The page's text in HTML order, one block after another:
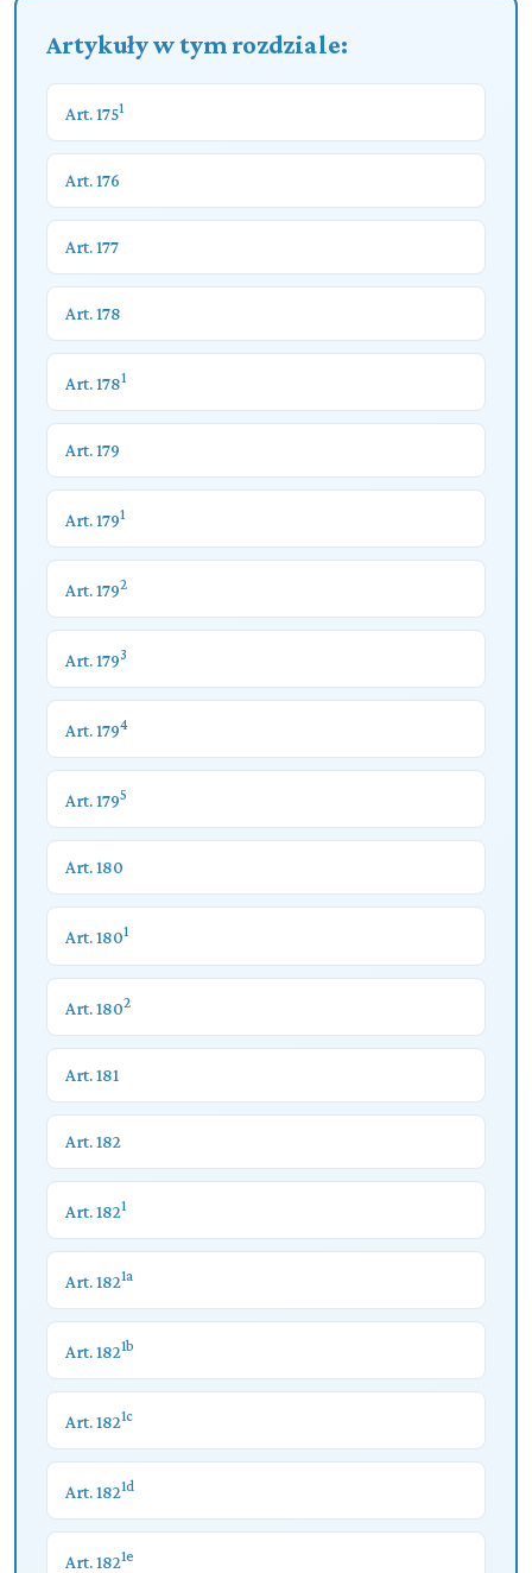
Artykuły w tym rozdziale:
Art. 1751
Art. 176
Art. 177
Art. 178
Art. 1781
Art. 179
Art. 1791
Art. 1792
Art. 1793
Art. 1794
Art. 1795
Art. 180
Art. 1801
Art. 1802
Art. 181
Art. 182
Art. 1821
Art. 1821a
Art. 1821b
Art. 1821c
Art. 1821d
Art. 1821e